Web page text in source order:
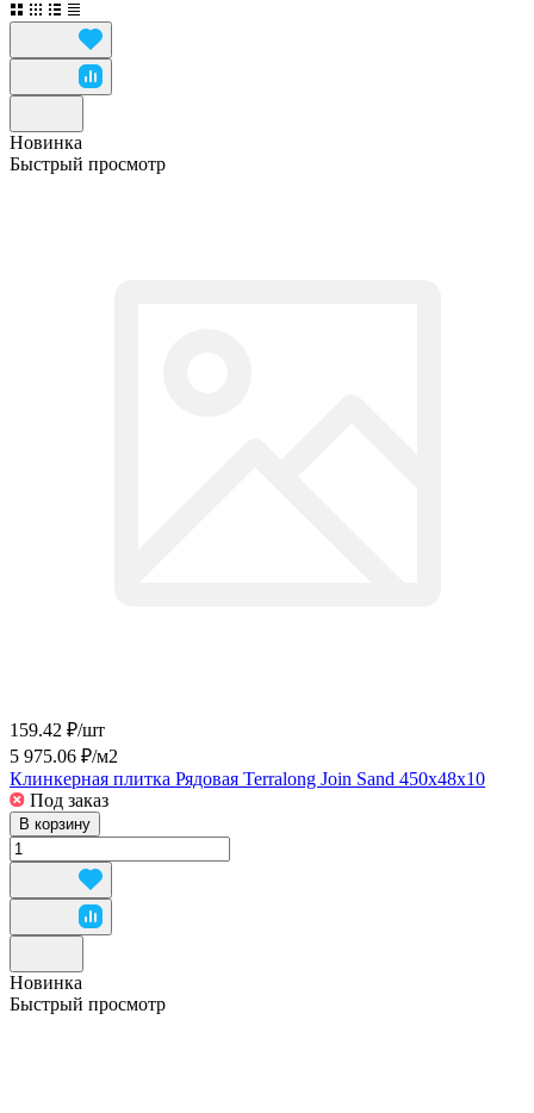
Новинка
Быстрый просмотр
159.42 ₽/шт
5 975.06 ₽/м2
Клинкерная плитка Рядовая Terralong Join Sand 450x48x10
Под заказ
В корзину
Новинка
Быстрый просмотр